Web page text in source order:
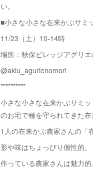
い。
■小さな小さな在来かぶサミ
11/23（土）10-14時
場所：秋保ビレッジアグリエ
@akiu_agurienomori
**********
小さな小さな在来かぶサミ
のお宅で種を守られてきた
1人の在来かぶ農家さんの「
形や味はちょっぴり個性的。
作っている農家さんは魅力的。